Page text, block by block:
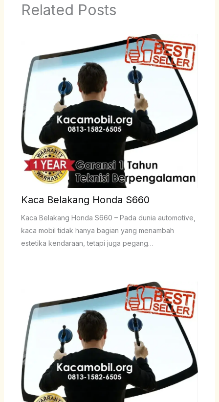
Related Posts
Kaca Belakang Honda S660
Kaca Belakang Honda S660 – Pada dunia automotive,
kaca mobil tidak hanya bagian yang menambah
estetika kendaraan, tetapi juga pegang…